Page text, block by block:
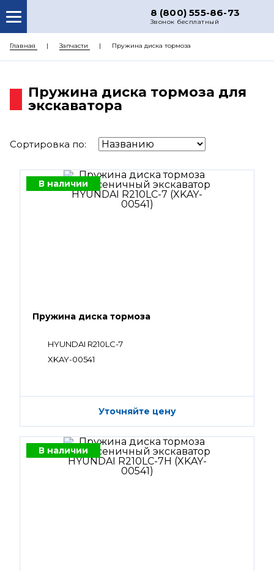
8 (800) 555-86-73
Звонок бесплатный
О НАС
РЕМОНТ
ДОСТАВКА
ЦЕНЫ
Главная Запчасти Пружина диска тормоза
Пружина диска тормоза для
экскаватора
Сортировка по:
В наличии
Пружина диска тормоза
HYUNDAI R210LC-7
XKAY-00541
Уточняйте цену
В наличии